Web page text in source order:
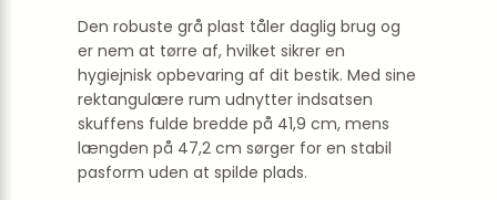
Den robuste grå plast tåler daglig brug og
er nem at tørre af, hvilket sikrer en
hygiejnisk opbevaring af dit bestik. Med sine
rektangulære rum udnytter indsatsen
skuffens fulde bredde på 41,9 cm, mens
længden på 47,2 cm sørger for en stabil
pasform uden at spilde plads.